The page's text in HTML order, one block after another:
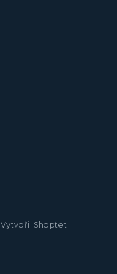
Vytvořil Shoptet